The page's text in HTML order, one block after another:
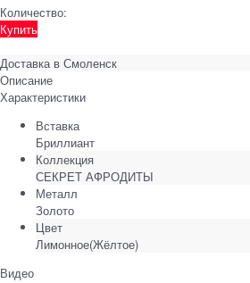
Количество:
Купить
Доставка в Смоленск
Описание
Характеристики
Вставка
Бриллиант
Коллекция
СЕКРЕТ АФРОДИТЫ
Металл
Золото
Цвет
Лимонное(Жёлтое)
Видео